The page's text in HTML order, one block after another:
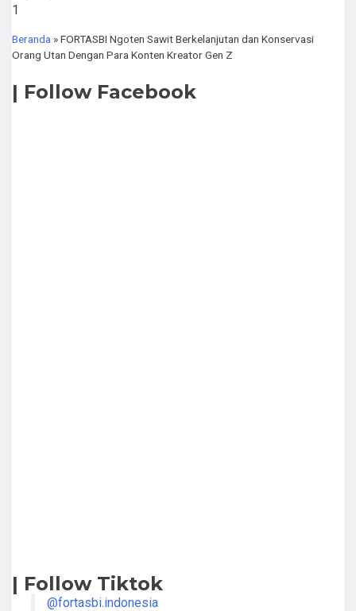
Beranda »FORTASBI Ngoten Sawit Berkelanjutan dan Konservasi
Orang Utan Dengan Para Konten Kreator Gen Z
| Follow Facebook
| Follow Tiktok
@fortasbi.indonesia